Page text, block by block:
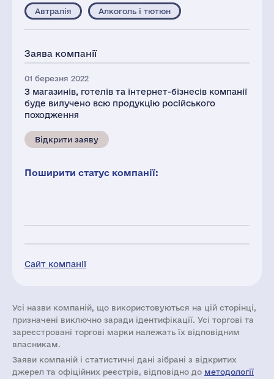
Сайт компанії
Автралія Алкоголь і тютюн
Заява компанії
01 березня 2022
З магазинів, готелів та інтернет-бізнесів компанії
буде вилучено всю продукцію російського
походження
Відкрити заяву
Поширити статус компанії:
Усі назви компаній, що використовуються на цій сторінці,
призначені виключно заради ідентифікації. Усі торгові та
зареєстровані торгові марки належать їх відповідним
власникам.
Заяви компаній i статистичні дані зібрані з відкритих
джерел та офіційних реєстрів, відповідно до методології